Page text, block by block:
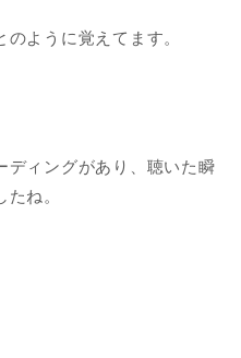
ように覚えてます。
ディングがあり、聴いた瞬
ね。